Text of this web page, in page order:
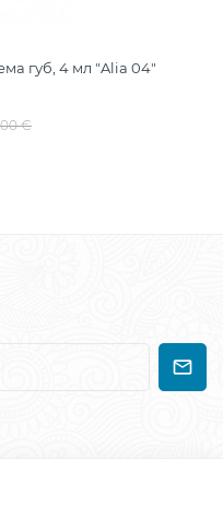
губ, 4 мл "Alia 04"
€